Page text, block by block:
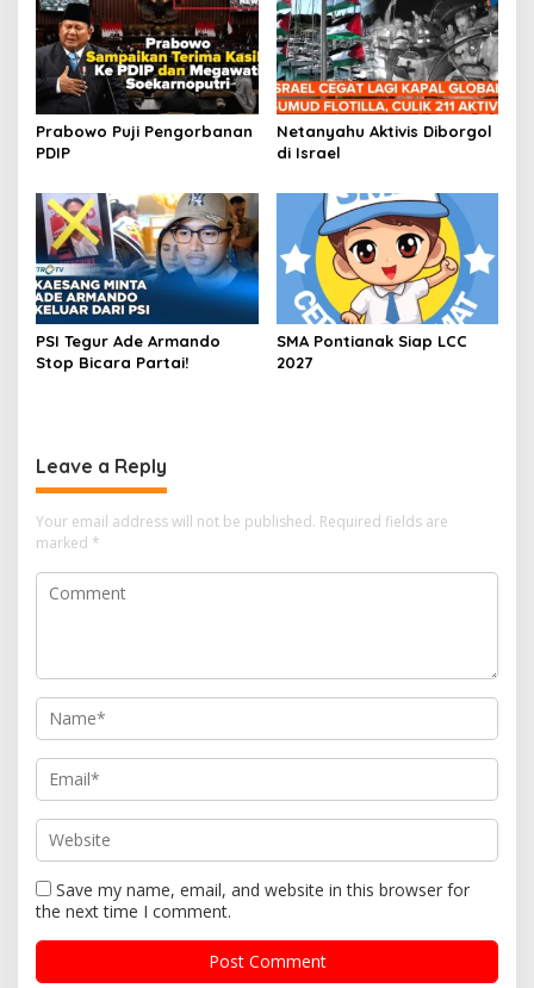
Prabowo Puji Pengorbanan
PDIP
Netanyahu Aktivis Diborgol
di Israel
PSI Tegur Ade Armando
Stop Bicara Partai!
SMA Pontianak Siap LCC
2027
Leave a Reply
Your email address will not be published. Required fields are
marked *
Save my name, email, and website in this browser for
the next time I comment.